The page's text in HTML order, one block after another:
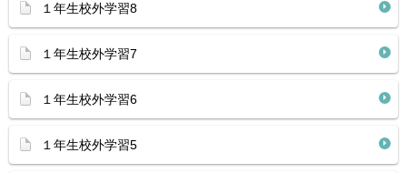
１年生校外学習8
１年生校外学習7
１年生校外学習6
１年生校外学習5